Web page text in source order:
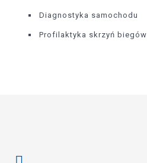
Diagnostyka samochodu
Profilaktyka skrzyń biegów